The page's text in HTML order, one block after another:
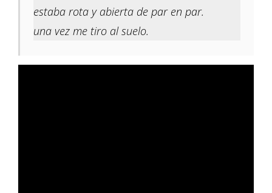
estaba rota y abierta de par en par.
una vez me tiro al suelo.